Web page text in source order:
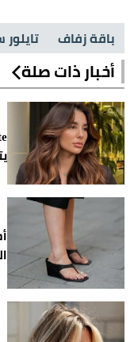
باقة زفاف
أخبار ذات صلة